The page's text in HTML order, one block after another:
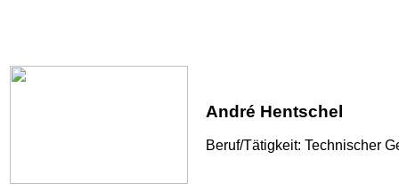
André Hentschel
Beruf/Tätigkeit: Technischer